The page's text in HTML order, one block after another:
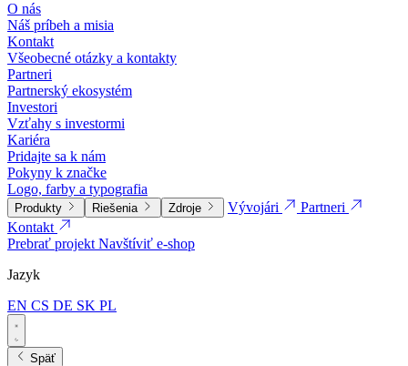
O nás
Náš príbeh a misia
Kontakt
Všeobecné otázky a kontakty
Partneri
Partnerský ekosystém
Investori
Vzťahy s investormi
Kariéra
Pridajte sa k nám
Pokyny k značke
Logo, farby a typografia
Produkty Riešenia Zdroje Vývojári
Partneri
Kontakt
Prebrať projektNavštíviť e-shop
Jazyk
EN CS DE SK PL
Späť